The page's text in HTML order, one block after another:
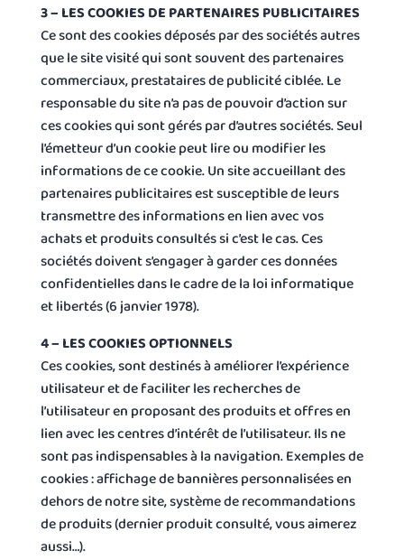
3 – LES COOKIES DE PARTENAIRES PUBLICITAIRES
Ce sont des cookies déposés par des sociétés autres
que le site visité qui sont souvent des partenaires
commerciaux, prestataires de publicité ciblée. Le
responsable du site n’a pas de pouvoir d’action sur
ces cookies qui sont gérés par d’autres sociétés. Seul
l’émetteur d’un cookie peut lire ou modifier les
informations de ce cookie. Un site accueillant des
partenaires publicitaires est susceptible de leurs
transmettre des informations en lien avec vos
achats et produits consultés si c’est le cas. Ces
sociétés doivent s’engager à garder ces données
confidentielles dans le cadre de la loi informatique
et libertés (6 janvier 1978).
4 – LES COOKIES OPTIONNELS
Ces cookies, sont destinés à améliorer l’expérience
utilisateur et de faciliter les recherches de
l’utilisateur en proposant des produits et offres en
lien avec les centres d’intérêt de l’utilisateur. Ils ne
sont pas indispensables à la navigation. Exemples de
cookies : affichage de bannières personnalisées en
dehors de notre site, système de recommandations
de produits (dernier produit consulté, vous aimerez
aussi…).